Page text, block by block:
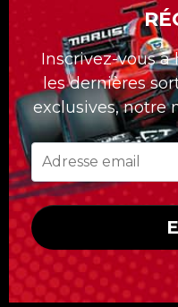
Quelle que soit la
voulez assister,
les meilleurs
de première
circuit et un accès
clients de Formula
Inscrivez-vous
les dernières
exclusives, notre